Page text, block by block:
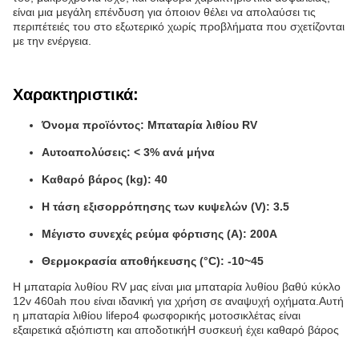
είναι μια μεγάλη επένδυση για όποιον θέλει να απολαύσει τις
περιπέτειές του στο εξωτερικό χωρίς προβλήματα που σχετίζονται
με την ενέργεια.
Χαρακτηριστικά:
Όνομα προϊόντος: Μπαταρία λιθίου RV
Αυτοαπολύσεις: < 3% ανά μήνα
Καθαρό βάρος (kg): 40
Η τάση εξισορρόπησης των κυψελών (V): 3.5
Μέγιστο συνεχές ρεύμα φόρτισης (A): 200A
Θερμοκρασία αποθήκευσης (°C): -10~45
Η μπαταρία λυθίου RV μας είναι μια μπαταρία λυθίου βαθύ κύκλο
12v 460ah που είναι ιδανική για χρήση σε αναψυχή οχήματα.Αυτή
η μπαταρία λιθίου lifepo4 φωσφορικής μοτοσικλέτας είναι
εξαιρετικά αξιόπιστη και αποδοτικήΗ συσκευή έχει καθαρό βάρος